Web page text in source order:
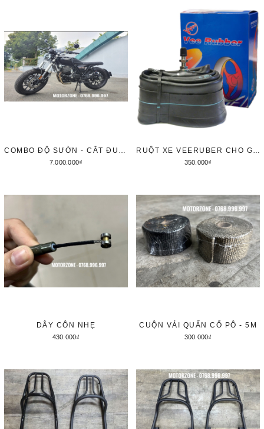
COMBO ĐỘ SƯỜN - CẮT ĐUÔI - LED AUDI - BIỂN SỐ BẮT Ở CHẮN BÙN
7.000.000₫
RUỘT XE VEERUBER CHO GPX LEGEND 150/200 3.50-4.00-17
350.000₫
DÂY CÔN NHẸ
430.000₫
CUỘN VẢI QUẤN CỔ PÔ - 5M
300.000₫